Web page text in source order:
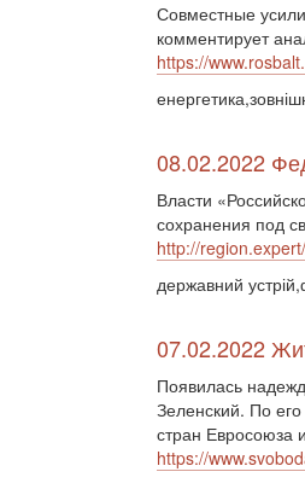
Совместные
комментирует
https://
08.02.2022
Власти
сохранения под
http://
державний
07.02.2022
Появилась
Зеленский. По
стран Евросоюза
https://